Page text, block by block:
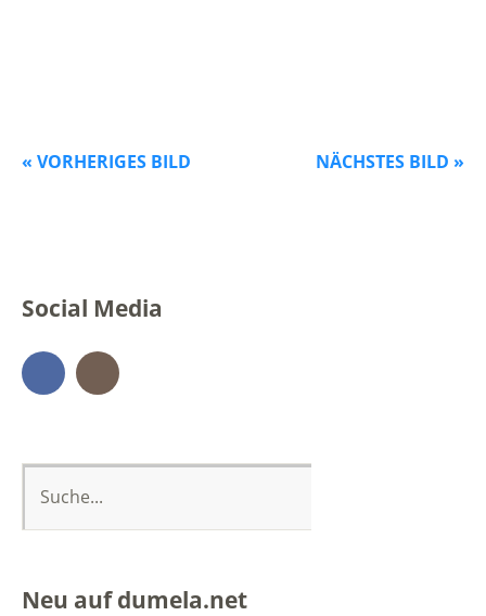
« VORHERIGES BILD NÄCHSTES BILD »
Social Media
Facebook
Neu auf dumela.net